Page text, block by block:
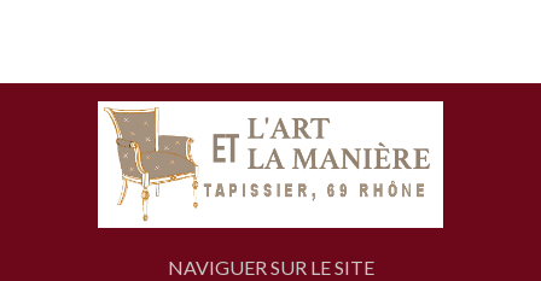
NAVIGUER SUR LE SITE